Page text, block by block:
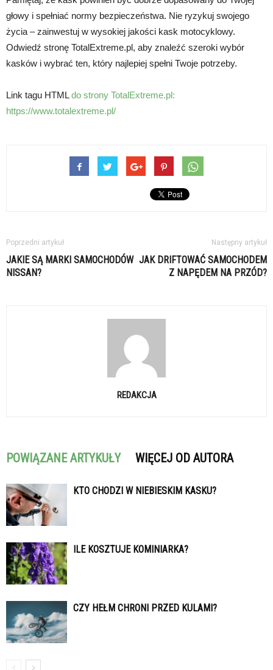
głowy i spełniać normy bezpieczeństwa. Nie ryzykuj swojego
życia – zainwestuj w wysokiej jakości kask motocyklowy.
Odwiedź stronę TotalExtreme.pl, aby znaleźć szeroki wybór
kasków i wybrać ten, który najlepiej spełni Twoje potrzeby.
Link tagu HTMLdo strony TotalExtreme.pl:
https://www.totalextreme.pl/
Poprzedni artykuł
JAKIE SĄ MARKI SAMOCHODÓW
NISSAN?
Następny artykuł
JAK DRIFTOWAĆ SAMOCHODEM
Z NAPĘDEM NA PRZÓD?
REDAKCJA
POWIĄZANE ARTYKUŁY WIĘCEJ OD AUTORA
KTO CHODZI W NIEBIESKIM KASKU?
ILE KOSZTUJE KOMINIARKA?
CZY HEŁM CHRONI PRZED KULAMI?